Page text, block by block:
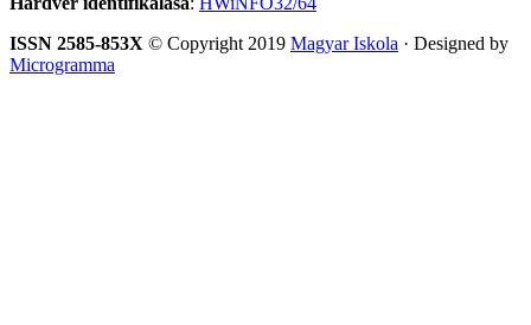
ISSN 2585-853X © Copyright 2019 Magyar Iskola · Designed by
Microgramma